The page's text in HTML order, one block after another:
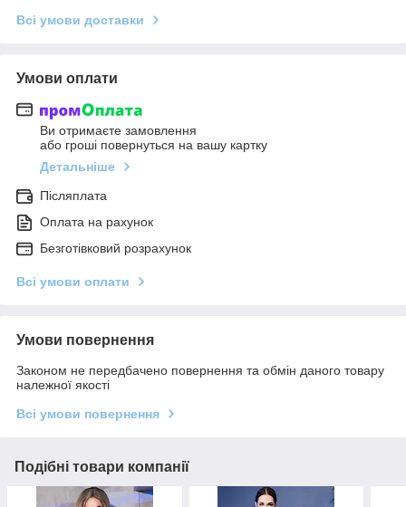
Всі умови доставки
Умови оплати
Ви отримаєте замовлення
або гроші повернуться на вашу картку
Детальніше
Післяплата
Оплата на рахунок
Безготівковий розрахунок
Всі умови оплати
Умови повернення
Законом не передбачено повернення та обмін даного товару
належної якості
Всі умови повернення
Подібні товари компанії